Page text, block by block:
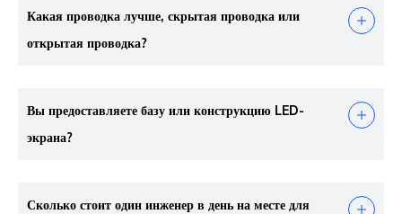
Какая проводка лучше, скрытая проводка или
открытая проводка?
Вы предоставляете базу или конструкцию LED-
экрана?
Сколько стоит один инженер в день на месте для